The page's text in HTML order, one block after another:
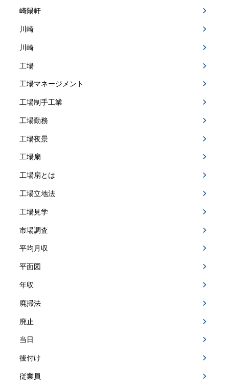
崎陽軒
川崎
川崎
工場
工場マネージメント
工場制手工業
工場勤務
工場夜景
工場扇
工場扇とは
工場立地法
工場見学
市場調査
平均月収
平面図
年収
廃掃法
廃止
当日
後付け
従業員